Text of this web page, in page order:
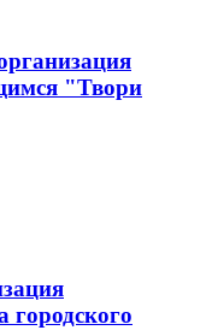
"Твори
городского